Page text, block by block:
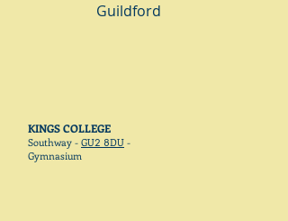
Guildford
KINGS COLLEGE
Southway - GU2 8DU -
Gymnasium